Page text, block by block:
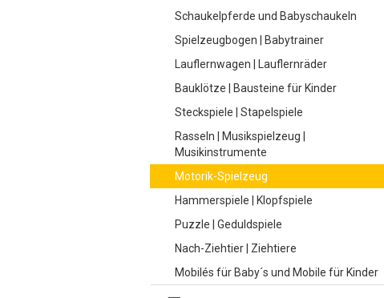
Schaukelpferde und Babyschaukeln
Spielzeugbogen | Babytrainer
Lauflernwagen | Lauflernräder
Bauklötze | Bausteine für Kinder
Steckspiele | Stapelspiele
Rasseln | Musikspielzeug |
Musikinstrumente
Motorik-Spielzeug
Hammerspiele | Klopfspiele
Puzzle | Geduldspiele
Nach-Ziehtier | Ziehtiere
Mobilés für Baby´s und Mobile für Kinder